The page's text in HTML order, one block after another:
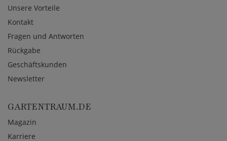
Unsere Vorteile
Kontakt
Fragen und Antworten
Rückgabe
Geschäftskunden
Newsletter
GARTENTRAUM.DE
Magazin
Karriere